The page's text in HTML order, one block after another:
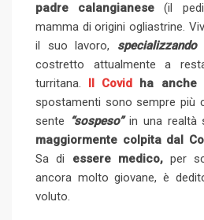
+
n
t
e
v
i
a
E
m
a
i
l
t
padre calangianese (il
mamma di origini ogliastrine.
il suo lavoro,
costretto attualmente a
turritana. Il Covid ha anche
spostamenti sono sempre più
sente “sospeso”in una realtà
maggiormente colpita dal
Sa di essere medico,per
ancora molto giovane, è
voluto.